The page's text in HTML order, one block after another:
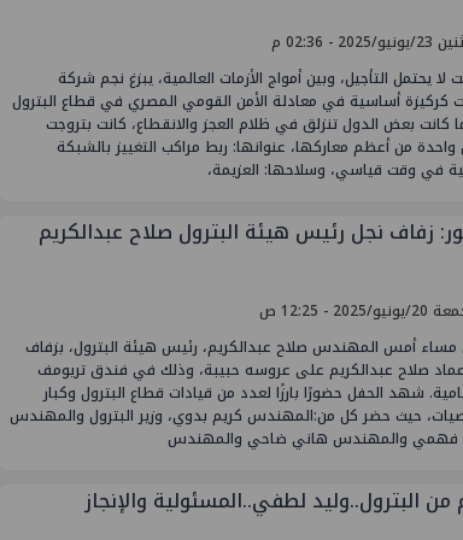
2025 - 02:36 م
يحتمل التأجيل، وبين أمواج الأزمات العالمية، يبزغ نجم شركة
كركيزة أساسية في معادلة الأمن القومي المصري في قطاع البترول
كانت بعض الدول تنزلق في ظلام العجز والانقطاع، كانت بتروجت
من أعظم معاركها، عنوانها: ربط مراكب التغييز بالشبكة
في وقت قياسي، وسلاحها: العزيمة،
زفاف نجل رئيس هيئة البترول صلاح عبدالكريم
2025 - 12:25 ص
مساء أمس المهندس صلاح عبدالكريم، رئيس هيئة البترول، بزفاف
صلاح عبدالكريم على عروسه حبيبة، وذلك في فندق تريومف
شهد الحفل حضورًا بارزًا لعدد من قيادات قطاع البترول وكبار
حيث حضر كل من:المهندس كريم بدوي، وزير البترول والمهندس
فهمي والمهندس هاني ضاحي والمهندس
من البترول..وليد لطفي..المسئولية والإنجاز
في
أحمد سليمان مقررًا للجنة التنمية
المستدامة بنقابة المهندسين